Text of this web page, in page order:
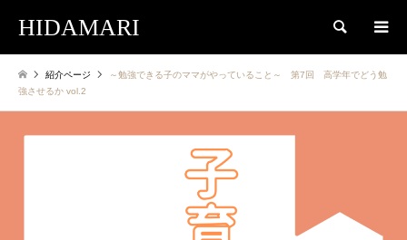
HIDAMARI 検索
紹介ページ
～勉強できる子のママがやっていること～ 第7回 高学年でどう勉
強させるか vol.2